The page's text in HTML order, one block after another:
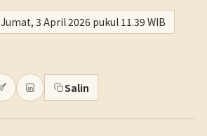
Jumat, 3 April 2026 pukul 11.39 WIB
Salin